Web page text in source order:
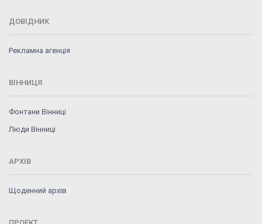
ДОВІДНИК
Рекламна агенція
ВІННИЦЯ
Фонтани Вінниці
Люди Вінниці
АРХІВ
Щоденний архів